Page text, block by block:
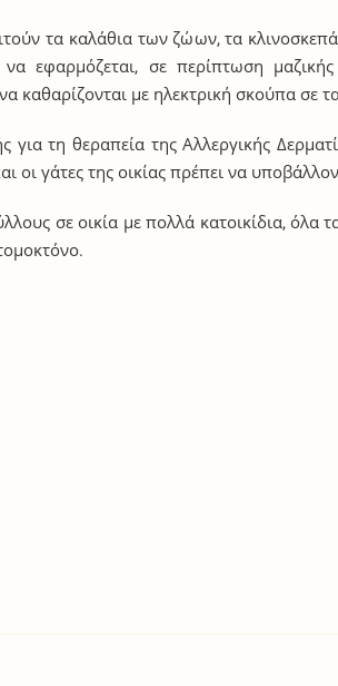
τα καλάθια των ζώων, τα
εφαρμόζεται, σε περίπτωση
καθαρίζονται με ηλεκτρική σκούπα σε
για τη θεραπεία της Αλλεργικής
οι γάτες της οικίας πρέπει να
σε οικία με πολλά κατοικίδια, όλα